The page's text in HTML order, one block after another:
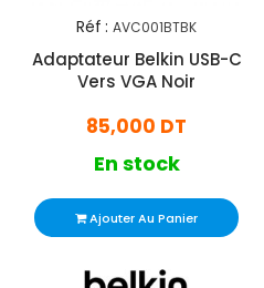
Réf : AVC001BTBK
Adaptateur Belkin USB-C
Vers VGA Noir
85,000 DT
En stock
Ajouter Au Panier